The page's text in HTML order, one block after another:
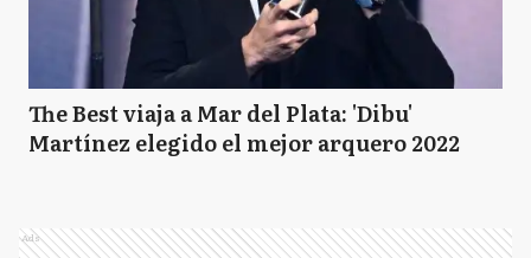
The Best viaja a Mar del Plata: 'Dibu'
Martínez elegido el mejor arquero 2022
Ads